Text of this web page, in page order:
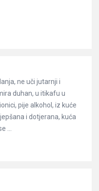
ne uči jutarnji i
duhan, u itikafu u
pije alkohol, iz kuće
i dotjerana, kuća
...